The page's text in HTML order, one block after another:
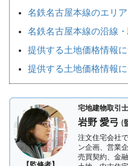
名鉄名古屋本線のエリ
名鉄名古屋本線の沿線
提供する土地価格情報
提供する土地価格情報
宅地建物取引
岩野 愛弓 (
注文住宅会社
ン企画、営業
売買契約、金